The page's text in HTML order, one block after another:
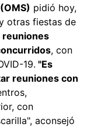
pidió hoy,
otras fiestas de
reuniones
, con
19. "Es
reuniones con
con
aconsejó